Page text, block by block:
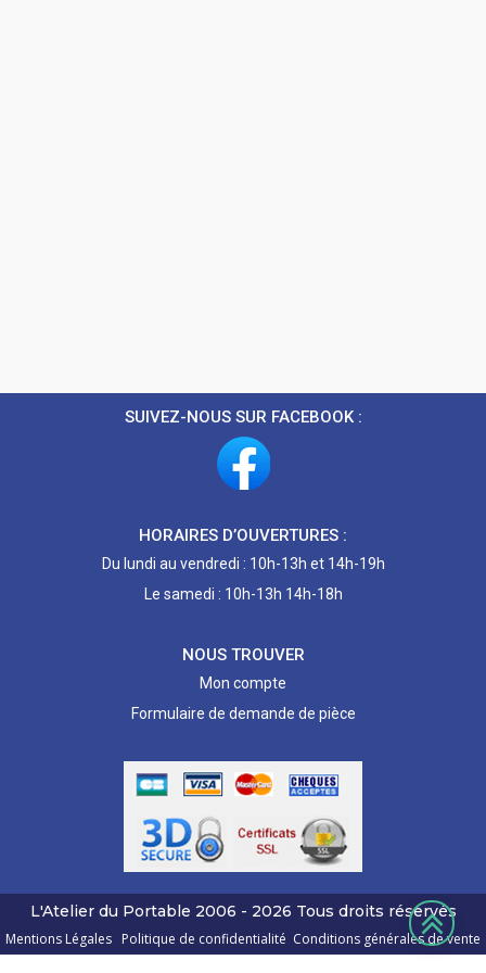
SUIVEZ-NOUS SUR FACEBOOK :
HORAIRES D’OUVERTURES :
Du lundi au vendredi : 10h-13h et 14h-19h
Le samedi : 10h-13h 14h-18h
NOUS TROUVER
Mon compte
Formulaire de demande de pièce
L'Atelier du Portable 2006 - 2026 Tous droits réservés
Mentions Légales Politique de confidentialité Conditions générales de vente